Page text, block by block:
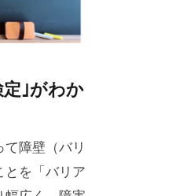
｣がわか
障壁（バリ
とを「バリア